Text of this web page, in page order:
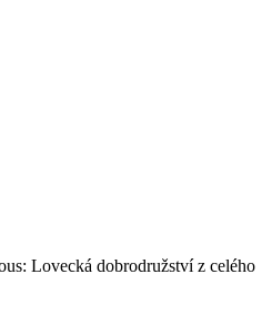
Lovecká dobrodružství z celého